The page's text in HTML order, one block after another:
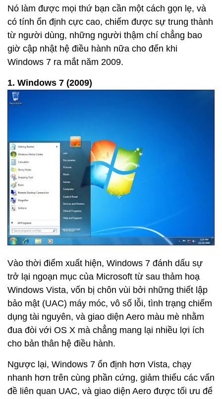
Nó làm được mọi thứ bạn cần một cách gọn lẹ, và
có tính ổn định cực cao, chiếm được sự trung thành
từ người dùng, những người thậm chí chẳng bao
giờ cập nhật hệ điều hành nữa cho đến khi
Windows 7 ra mắt năm 2009.
1. Windows 7 (2009)
Vào thời điểm xuất hiện, Windows 7 đánh dấu sự
trở lại ngoạn mục của Microsoft từ sau thảm hoạ
Windows Vista, vốn bị chôn vùi bởi những thiết lập
bảo mật (UAC) máy móc, vô số lỗi, tình trạng chiếm
dụng tài nguyên, và giao diện Aero màu mè nhằm
đua đòi với OS X mà chẳng mang lại nhiều lợi ích
cho bản thân hệ điều hành.
Ngược lại, Windows 7 ổn định hơn Vista, chạy
nhanh hơn trên cùng phần cứng, giảm thiểu các vấn
đề liên quan UAC, và giao diện Aero được tối ưu để